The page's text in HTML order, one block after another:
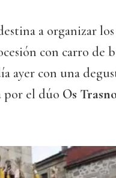
a organizar
con carro de
ayer con una
por el dúo Os